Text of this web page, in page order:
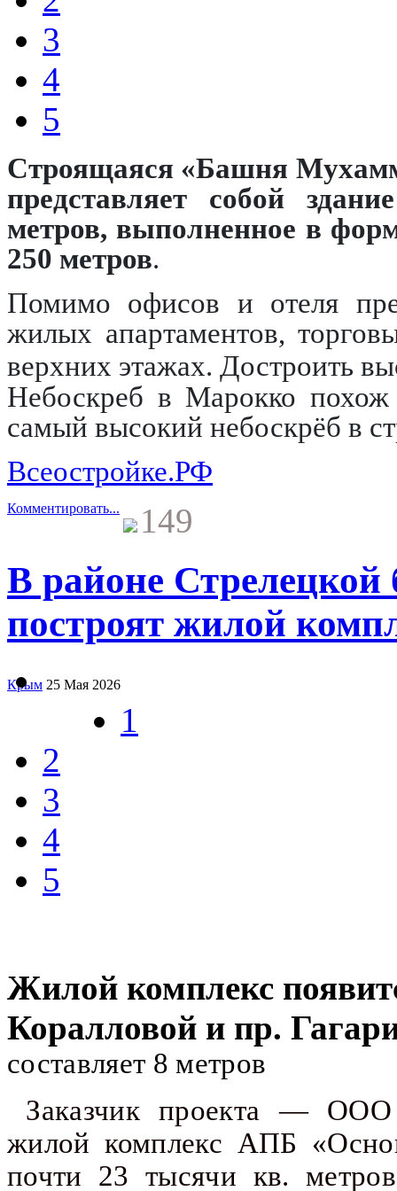
3
4
5
Строящаяся «Башня
представляет собой
метров, выполненное в
250 метров.
Помимо офисов и отеля
жилых апартаментов,
верхних этажах. Достроить
Небоскреб в Марокко
самый высокий небоскрёб в
Всеостройке.РФ
Комментировать... 149
В районе Стрелецкой
построят жилой
Крым 25 Мая 2026
1
2
3
4
5
Жилой комплекс
Коралловой и пр.
составляет 8 метров
Заказчик проекта — ООО
жилой комплекс АПБ
почти 23 тысячи кв.